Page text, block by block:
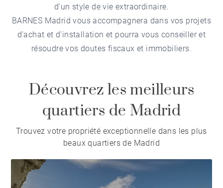
d'un style de vie extraordinaire.
BARNES Madrid vous accompagnera dans vos projets
d'achat et d'installation et pourra vous conseiller et
résoudre vos doutes fiscaux et immobiliers.
Découvrez les meilleurs
quartiers de Madrid
Trouvez votre propriété exceptionnelle dans les plus
beaux quartiers de Madrid